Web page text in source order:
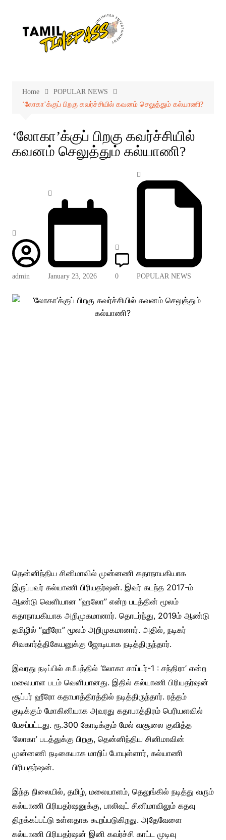
Home
POPULAR NEWS
‘லோகா’க்குப் பிறகு கவர்ச்சியில் கவனம் செலுத்தும் கல்யாணி?
‘லோகா’க்குப் பிறகு கவர்ச்சியில்
கவனம் செலுத்தும் கல்யாணி?
admin January 23, 2026 0 POPULAR NEWS
தென்னிந்திய சினிமாவில் முன்னணி கதாநாயகியாக
இருப்பவர் கல்யாணி பிரியதர்ஷன். இவர் கடந்த 2017-ம்
ஆண்டு வெளியான “ஹலோ” என்ற படத்தின் மூலம்
கதாநாயகியாக அறிமுகமானார். தொடர்ந்து, 2019ம் ஆண்டு
தமிழில் “ஹீரோ” மூலம் அறிமுகமானார். அதில், நடிகர்
சிவகார்த்திகேயனுக்கு ஜோடியாக நடித்திருந்தார்.
இவரது நடிப்பில் சமீபத்தில் ‘லோகா சாப்டர்-1 : சந்திரா’ என்ற
மலையாள படம் வெளியானது. இதில் கல்யாணி பிரியதர்ஷன்
சூப்பர் ஹீரோ கதாபாத்திரத்தில் நடித்திருந்தார். ரத்தம்
குடிக்கும் மோகினியாக அவரது கதாபாத்திரம் பெரியளவில்
பேசப்பட்டது. ரூ.300 கோடிக்கும் மேல் வசூலை குவித்த
‘லோகா’ படத்துக்கு பிறகு, தென்னிந்திய சினிமாவின்
முன்னணி நடிகையாக மாறிப் போயுள்ளார், கல்யாணி
பிரியதர்ஷன்.
இந்த நிலையில், தமிழ், மலையாளம், தெலுங்கில் நடித்து வரும்
கல்யாணி பிரியதர்ஷனுக்கு, பாலிவுட் சினிமாவிலும் கதவு
திறக்கப்பட்டு உள்ளதாக கூறப்படுகிறது. அதேவேளை
கல்யாணி பிரியதர்ஷன் இனி கவர்ச்சி காட்ட முடிவு